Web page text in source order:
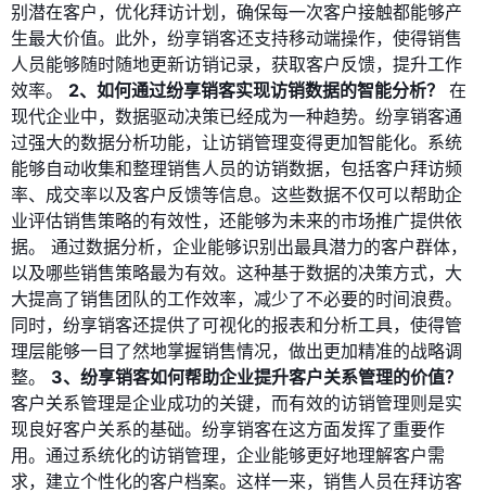
别潜在客户，优化拜访计划，确保每一次客户接触都能够产
生最大价值。此外，纷享销客还支持移动端操作，使得销售
人员能够随时随地更新访销记录，获取客户反馈，提升工作
效率。 2、如何通过纷享销客实现访销数据的智能分析？
在
现代企业中，数据驱动决策已经成为一种趋势。纷享销客通
过强大的数据分析功能，让访销管理变得更加智能化。系统
能够自动收集和整理销售人员的访销数据，包括客户拜访频
率、成交率以及客户反馈等信息。这些数据不仅可以帮助企
业评估销售策略的有效性，还能够为未来的市场推广提供依
据。 通过数据分析，企业能够识别出最具潜力的客户群体，
以及哪些销售策略最为有效。这种基于数据的决策方式，大
大提高了销售团队的工作效率，减少了不必要的时间浪费。
同时，纷享销客还提供了可视化的报表和分析工具，使得管
理层能够一目了然地掌握销售情况，做出更加精准的战略调
整。 3、纷享销客如何帮助企业提升客户关系管理的价值？
客户关系管理是企业成功的关键，而有效的访销管理则是实
现良好客户关系的基础。纷享销客在这方面发挥了重要作
用。通过系统化的访销管理，企业能够更好地理解客户需
求，建立个性化的客户档案。这样一来，销售人员在拜访客